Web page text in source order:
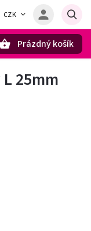
CZK
Prázdný košík
25mm